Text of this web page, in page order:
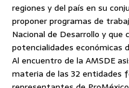
regiones y del país en su
proponer programas de
Nacional de Desarrollo y que
potencialidades económicas
Al encuentro de la AMSDE
materia de las 32 entidades